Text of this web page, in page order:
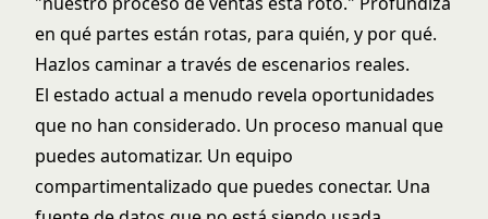
en qué partes están rotas, para quién, y por qué.
Hazlos caminar a través de escenarios reales.
El estado actual a menudo revela oportunidades
que no han considerado. Un proceso manual que
puedes automatizar. Un equipo
compartimentalizado que puedes conectar. Una